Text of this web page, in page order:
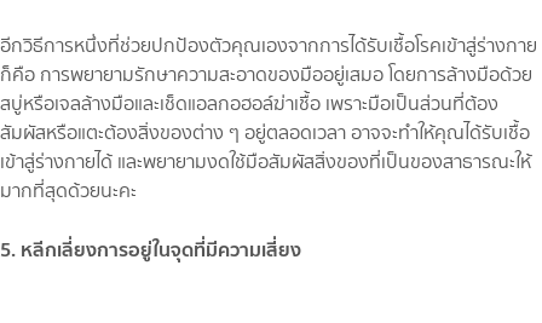
อีกวิธีการหนึ่งที่ช่วยปกป้องตัวคุณเองจากการได้รับเชื้อโรคเข้าสู่ร่างกาย
ก็คือ การพยายามรักษาความสะอาดของมืออยู่เสมอ โดยการล้างมือด้วย
สบู่หรือเจลล้างมือและเช็ดแอลกอฮอล์ฆ่าเชื้อ เพราะมือเป็นส่วนที่ต้อง
สัมผัสหรือแตะต้องสิ่งของต่าง ๆ อยู่ตลอดเวลา อาจจะทำให้คุณได้รับเชื้อ
เข้าสู่ร่างกายได้ และพยายามงดใช้มือสัมผัสสิ่งของที่เป็นของสาธารณะให้
มากที่สุดด้วยนะคะ
5. หลีกเลี่ยงการอยู่ในจุดที่มีความเสี่ยง